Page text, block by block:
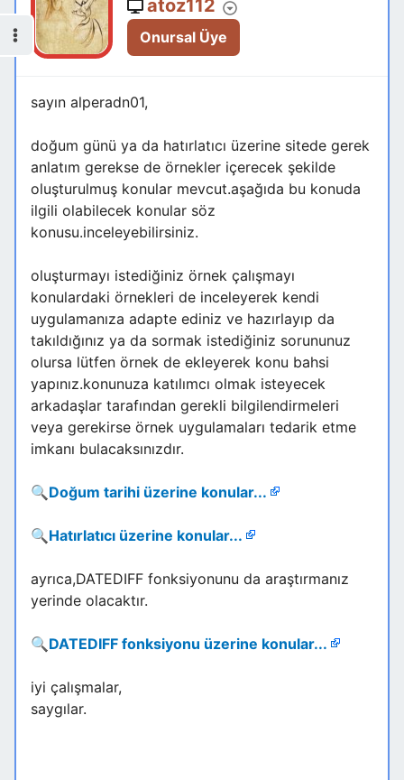
atoz112
Onursal Üye
sayın alperadn01,
doğum günü ya da hatırlatıcı üzerine sitede gerek
anlatım gerekse de örnekler içerecek şekilde
oluşturulmuş konular mevcut.aşağıda bu konuda
ilgili olabilecek konular söz
konusu.inceleyebilirsiniz.
oluşturmayı istediğiniz örnek çalışmayı
konulardaki örnekleri de inceleyerek kendi
uygulamanıza adapte ediniz ve hazırlayıp da
takıldığınız ya da sormak istediğiniz sorununuz
olursa lütfen örnek de ekleyerek konu bahsi
yapınız.konunuza katılımcı olmak isteyecek
arkadaşlar tarafından gerekli bilgilendirmeleri
veya gerekirse örnek uygulamaları tedarik etme
imkanı bulacaksınızdır.
🔍 Doğum tarihi üzerine konular...
🔍 Hatırlatıcı üzerine konular...
ayrıca,DATEDIFF fonksiyonunu da araştırmanız
yerinde olacaktır.
🔍 DATEDIFF fonksiyonu üzerine konular...
iyi çalışmalar,
saygılar.